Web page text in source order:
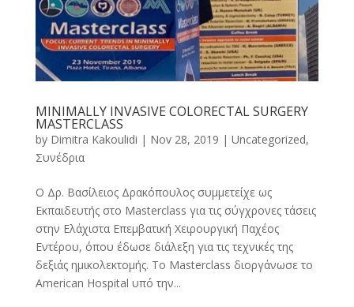
MINIMALLY INVASIVE COLORECTAL SURGERY
MASTERCLASS
by Dimitra Kakoulidi | Nov 28, 2019 | Uncategorized,
Συνέδρια
Ο Δρ. Βασίλειος Δρακόπουλος συμμετείχε ως
Εκπαιδευτής στο Masterclass για τις σύγχρονες τάσεις
στην Ελάχιστα Επεμβατική Χειρουργική Παχέος
Εντέρου, όπου έδωσε διάλεξη για τις τεχνικές της
δεξιάς ημικολεκτομής. Το Masterclass διοργάνωσε το
American Hospital υπό την...